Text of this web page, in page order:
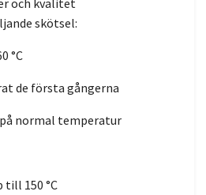
skötsel:
°C
de första gångerna
normal temperatur
till 150 °C